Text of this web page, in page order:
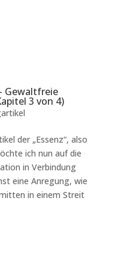
Gewaltfreie
3 von 4)
der „Essenz“, also
ich nun auf die
in Verbindung
eine Anregung, wie
in einem Streit